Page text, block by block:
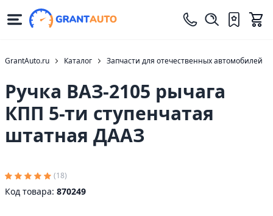
GrantAuto.ru Каталог Запчасти для отечественных автомобилей
Ручка ВАЗ-2105 рычага
КПП 5-ти ступенчатая
штатная ДААЗ
(18)
Код товара: 870249